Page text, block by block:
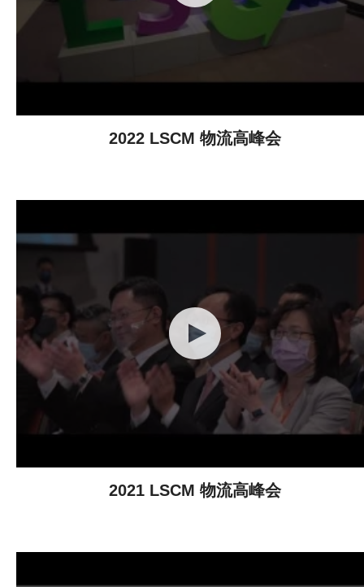
2022 LSCM 物流高峰会
2021 LSCM 物流高峰会